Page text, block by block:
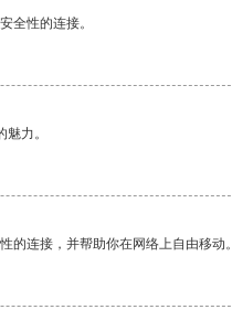
全性的连接。
力。
的连接，并帮助你在网络上自由移动。